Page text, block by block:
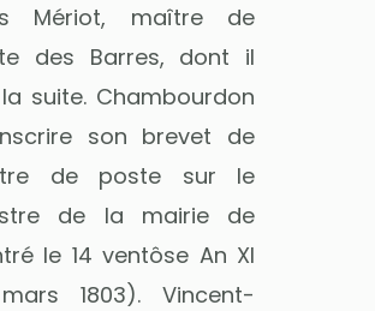
Mériot, maître de
des Barres, dont il
suite. Chambourdon
son brevet de
de poste sur le
de la mairie de
le 14 ventôse An XI
1803). Vincent-